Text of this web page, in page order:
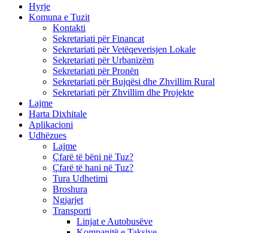
Hyrje
Komuna e Tuzit
Kontakti
Sekretariati për Financat
Sekretariati për Vetëqeverisjen Lokale
Sekretariati për Urbanizëm
Sekretariati për Pronën
Sekretariati për Bujqësi dhe Zhvillim Rural
Sekretariati për Zhvillim dhe Projekte
Lajme
Harta Dixhitale
Aplikacioni
Udhëzues
Lajme
Çfarë të bëni në Tuz?
Çfarë të hani në Tuz?
Tura Udhetimi
Broshura
Ngjarjet
Transporti
Linjat e Autobusëve